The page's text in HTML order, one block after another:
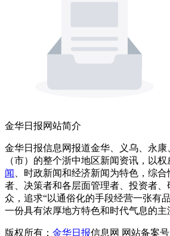
金华日报网站简介
金华日报信息网报道金华、义乌、永
（市）的整个浙中地区新闻资讯，以
闻
、时政新闻和经济新闻为特色，综
者、决策者和各层面管理者、投资者
众，追求“以通俗化的手段经营一张有
一份具有浓厚地方特色和时代气息的主
版权所有： 金华日报信息网 网站备案